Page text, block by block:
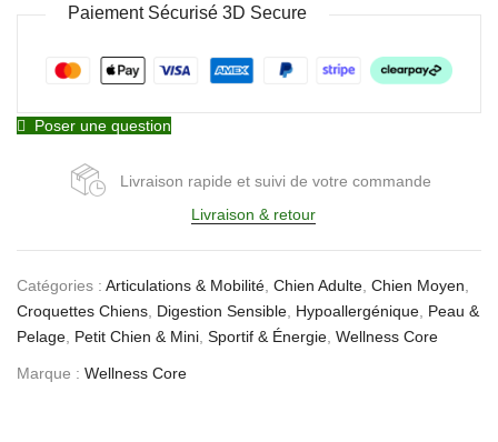
Paiement Sécurisé 3D Secure
Poser une question
Livraison rapide et suivi de votre commande
Livraison & retour
Catégories : Articulations & Mobilité Chien Adulte Chien Moyen
Croquettes Chiens Digestion Sensible Hypoallergénique Peau &
Pelage Petit Chien & Mini Sportif & Énergie Wellness Core
Marque : Wellness Core